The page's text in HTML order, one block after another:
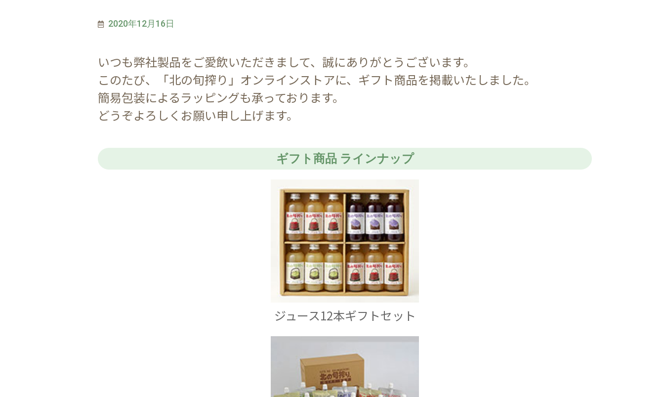
2020年12月16日
いつも弊社製品をご愛飲いただきまして、誠にありがとうございます。
このたび、「北の旬搾り」オンラインストアに、ギフト商品を掲載いたしました。
簡易包装によるラッピングも承っております。
どうぞよろしくお願い申し上げます。
ギフト商品 ラインナップ
ジュース12本ギフトセット